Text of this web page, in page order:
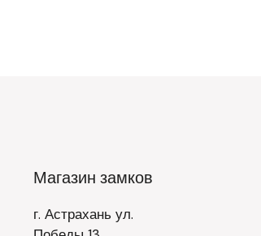
Магазин замков
г. Астрахань ул.